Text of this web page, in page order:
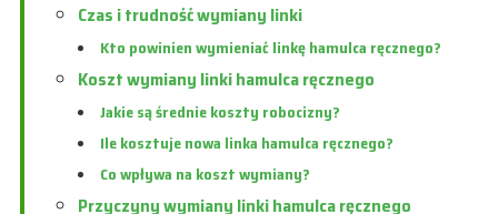
Czas i trudność wymiany linki
Kto powinien wymieniać linkę hamulca ręcznego?
Koszt wymiany linki hamulca ręcznego
Jakie są średnie koszty robocizny?
Ile kosztuje nowa linka hamulca ręcznego?
Co wpływa na koszt wymiany?
Przyczyny wymiany linki hamulca ręcznego